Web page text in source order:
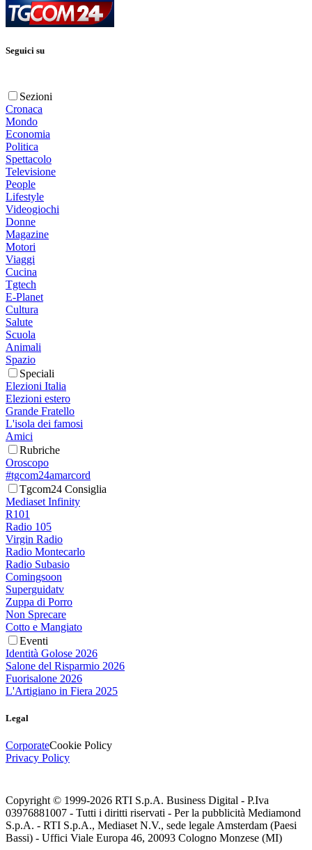
Seguici su
Sezioni
Cronaca
Mondo
Economia
Politica
Spettacolo
Televisione
People
Lifestyle
Videogiochi
Donne
Magazine
Motori
Viaggi
Cucina
Tgtech
E-Planet
Cultura
Salute
Scuola
Animali
Spazio
Speciali
Elezioni Italia
Elezioni estero
Grande Fratello
L'isola dei famosi
Amici
Rubriche
Oroscopo
#tgcom24amarcord
Tgcom24 Consiglia
Mediaset Infinity
R101
Radio 105
Virgin Radio
Radio Montecarlo
Radio Subasio
Comingsoon
Superguidatv
Zuppa di Porro
Non Sprecare
Cotto e Mangiato
Eventi
Identità Golose 2026
Salone del Risparmio 2026
Fuorisalone 2026
L'Artigiano in Fiera 2025
Legal
CorporateCookie Policy
Privacy Policy
Copyright © 1999-2026 RTI S.p.A. Business Digital - P.Iva
03976881007 - Tutti i diritti riservati - Per la pubblicità Mediamond
S.p.A. - RTI S.p.A., Mediaset N.V., sede legale Amsterdam (Paesi
Bassi) - Uffici Viale Europa 46, 20093 Cologno Monzese (MI)